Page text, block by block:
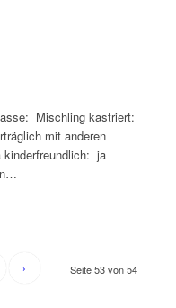
Mischling kastriert:
mit anderen
ja
Seite 53 von 54
›